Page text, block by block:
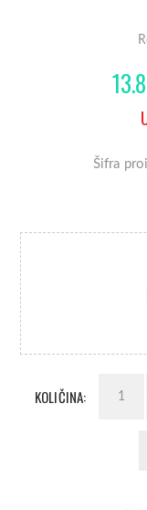
Šifra
KOLIČINA: